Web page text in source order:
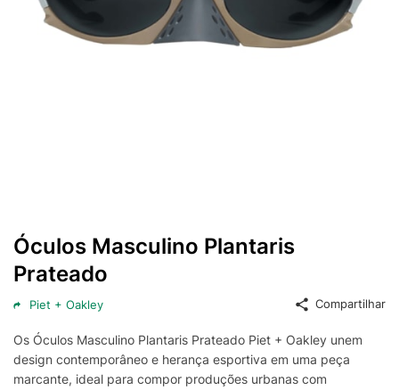
Óculos Masculino Plantaris
Prateado
Piet + Oakley Compartilhar
Os Óculos Masculino Plantaris Prateado Piet + Oakley unem
design contemporâneo e herança esportiva em uma peça
marcante, ideal para compor produções urbanas com